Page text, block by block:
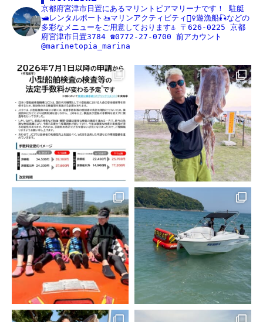
京都府宮津市日置にあるマリントピアマリーナです！
駐艇
🛥レンタルボート🚤マリンアクティビティ🏄‍♀️遊漁船🎣などの
多彩なメニューをご用意しております⚓️ 〒626-0225 京都
府宮津市日置3784 ☎️0772-27-0700 前アカウント
@marinetopia_marina